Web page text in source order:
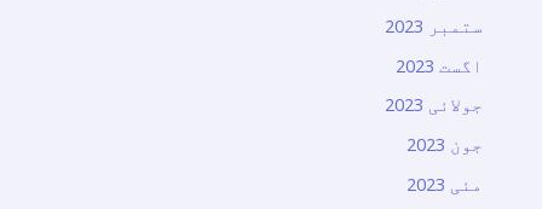
ستمبر 2023
اگست 2023
جولائی 2023
جون 2023
مئی 2023